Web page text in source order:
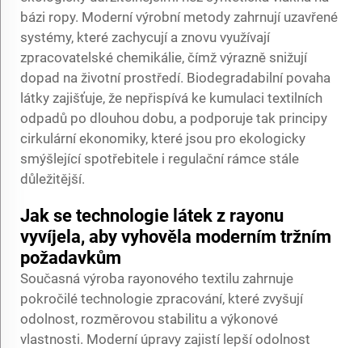
bázi ropy. Moderní výrobní metody zahrnují uzavřené
systémy, které zachycují a znovu využívají
zpracovatelské chemikálie, čímž výrazně snižují
dopad na životní prostředí. Biodegradabilní povaha
látky zajišťuje, že nepřispívá ke kumulaci textilních
odpadů po dlouhou dobu, a podporuje tak principy
cirkulární ekonomiky, které jsou pro ekologicky
smýšlející spotřebitele i regulační rámce stále
důležitější.
Jak se technologie látek z rayonu
vyvíjela, aby vyhověla moderním tržním
požadavkům
Současná výroba rayonového textilu zahrnuje
pokročilé technologie zpracování, které zvyšují
odolnost, rozměrovou stabilitu a výkonové
vlastnosti. Moderní úpravy zajistí lepší odolnost